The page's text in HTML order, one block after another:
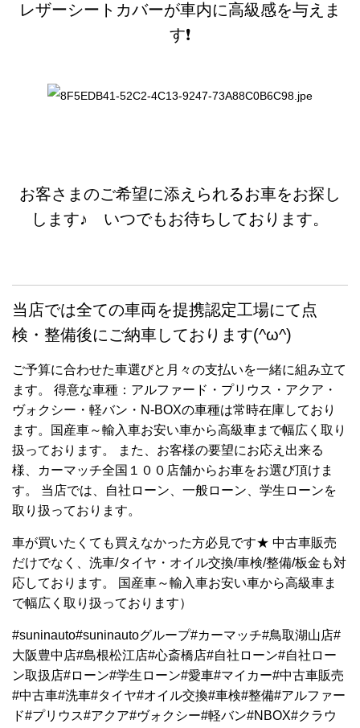
レザーシートカバーが車内に高級感を与えま
す❗️
お客さまのご希望に添えられるお車をお探し
します♪ いつでもお待ちしております。
当店では全ての車両を提携認定工場にて点
検・整備後にご納車しております(^ω^)
ご予算に合わせた車選びと月々の支払いを一緒に組み立て
ます。 得意な車種：アルファード・プリウス・アクア・
ヴォクシー・軽バン・N-BOXの車種は常時在庫しており
ます。国産車～輸入車お安い車から高級車まで幅広く取り
扱っております。 また、お客様の要望にお応え出来る
様、カーマッチ全国１００店舗からお車をお選び頂けま
す。 当店では、自社ローン、一般ローン、学生ローンを
取り扱っております。
車が買いたくても買えなかった方必見です★ 中古車販売
だけでなく、洗車/タイヤ・オイル交換/車検/整備/板金も対
応しております。 国産車～輸入車お安い車から高級車ま
で幅広く取り扱っております）
#suninauto#suninautoグループ#カーマッチ#鳥取湖山店#
大阪豊中店#島根松江店#心斎橋店#自社ローン#自社ロー
ン取扱店#ローン#学生ローン#愛車#マイカー#中古車販売
#中古車#洗車#タイヤ#オイル交換#車検#整備#アルファー
ド#プリウス#アクア#ヴォクシー#軽バン#NBOX#クラウ